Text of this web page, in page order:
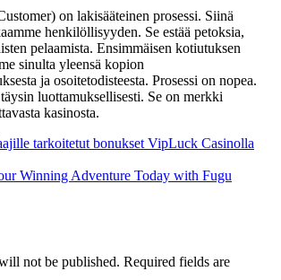
on lakisääteinen prosessi. Siinä
henkilöllisyyden. Se estää petoksia,
pelaamista. Ensimmäisen kotiutuksen
sinulta yleensä kopion
ja osoitetodisteesta. Prosessi on nopea.
luottamuksellisesti. Se on merkki
kasinosta.
tarkoitetut bonukset VipLuck Casinolla
Winning Adventure Today with Fugu
not be published. Required fields are